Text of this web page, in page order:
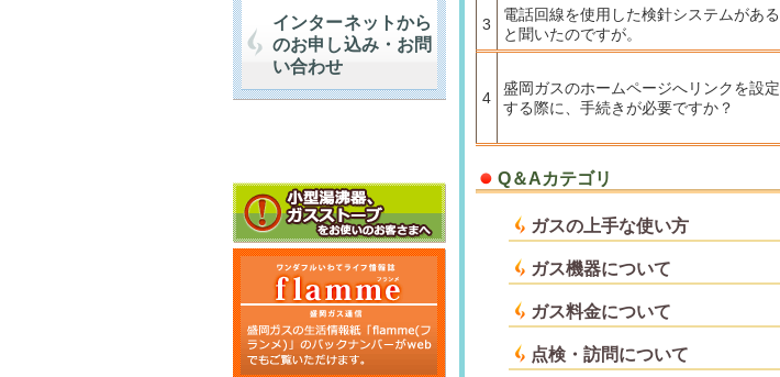
インターネットから
のお申し込み・お問
い合わせ
3
電話回線を使用した検針システムがある
と聞いたのですが。
4
盛岡ガスのホームページへリンクを設定
する際に、手続きが必要ですか？
Q＆Aカテゴリ
ガスの上手な使い方
ガス機器について
ガス料金について
点検・訪問について